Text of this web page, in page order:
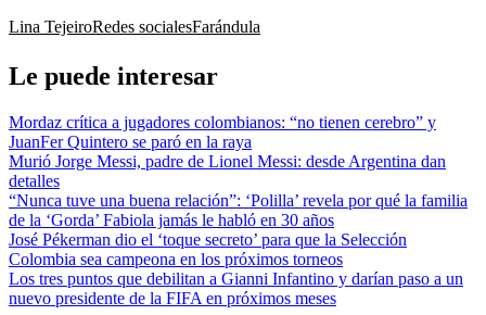
Lina TejeiroRedes socialesFarándula
Le puede interesar
Mordaz crítica a jugadores colombianos: “no tienen cerebro” y
JuanFer Quintero se paró en la raya
Murió Jorge Messi, padre de Lionel Messi: desde Argentina dan
detalles
“Nunca tuve una buena relación”: ‘Polilla’ revela por qué la familia
de la ‘Gorda’ Fabiola jamás le habló en 30 años
José Pékerman dio el ‘toque secreto’ para que la Selección
Colombia sea campeona en los próximos torneos
Los tres puntos que debilitan a Gianni Infantino y darían paso a un
nuevo presidente de la FIFA en próximos meses